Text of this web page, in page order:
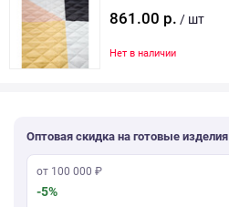
861.00 р. / шт
Нет в наличии
Оптовая скидка на готовые изделия
от 100 000 ₽
-5%